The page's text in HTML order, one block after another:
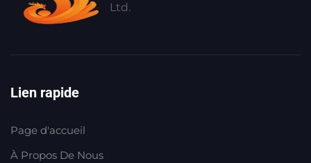
Ltd.
Lien rapide
Page d'accueil
À Propos De Nous